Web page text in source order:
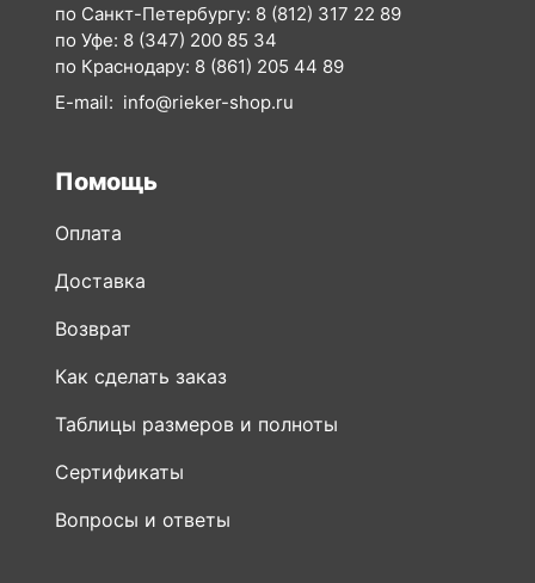
по Санкт-Петербургу: 8 (812) 317 22 89
по Уфе: 8 (347) 200 85 34
по Краснодару: 8 (861) 205 44 89
E-mail: info@rieker-shop.ru
Помощь
Оплата
Доставка
Возврат
Как сделать заказ
Таблицы размеров и полноты
Сертификаты
Вопросы и ответы